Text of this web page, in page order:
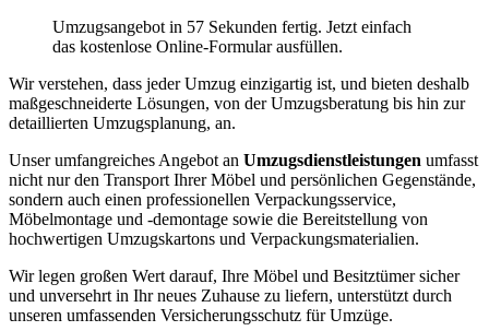
Umzugsangebot in 57 Sekunden fertig. Jetzt einfach
das kostenlose Online-Formular ausfüllen.
Wir verstehen, dass jeder Umzug einzigartig ist, und bieten deshalb
maßgeschneiderte Lösungen, von der Umzugsberatung bis hin zur
detaillierten Umzugsplanung, an.
Unser umfangreiches Angebot an Umzugsdienstleistungen umfasst
nicht nur den Transport Ihrer Möbel und persönlichen Gegenstände,
sondern auch einen professionellen Verpackungsservice,
Möbelmontage und -demontage sowie die Bereitstellung von
hochwertigen Umzugskartons und Verpackungsmaterialien.
Wir legen großen Wert darauf, Ihre Möbel und Besitztümer sicher
und unversehrt in Ihr neues Zuhause zu liefern, unterstützt durch
unseren umfassenden Versicherungsschutz für Umzüge.